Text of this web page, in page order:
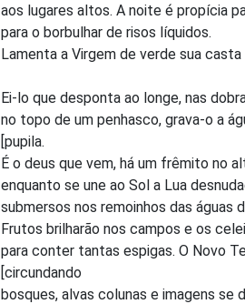
aos lugares altos. A noite é propícia
para o borbulhar de risos líquidos.
Lamenta a Virgem de verde sua casta
Ei-lo que desponta ao longe, nas
no topo de um penhasco, grava-o a
[pupila.
É o deus que vem, há um frêmito no
enquanto se une ao Sol a Lua
submersos nos remoinhos das águas
Frutos brilharão nos campos e os
para conter tantas espigas. O Novo
[circundando
bosques, alvas colunas e imagens se